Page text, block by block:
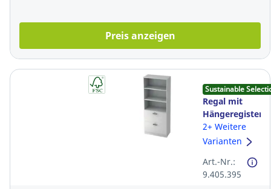
Preis anzeigen
Sustainable
Regal mit
2 Böden,
Maße:
weiß
2+ Weitere
Varianten
Art.-Nr.:
9.405.395